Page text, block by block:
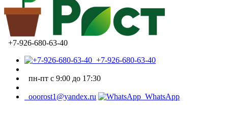
+7-926-680-63-40
+7-926-680-63-40
пн-пт с 9:00 до 17:30
ooorost1@yandex.ru WhatsApp